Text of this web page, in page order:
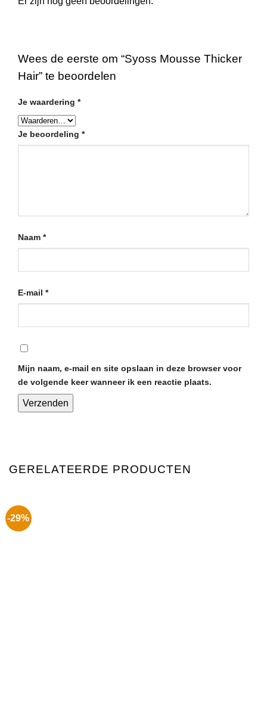
Wees de eerste om “Syoss Mousse Thicker
Hair” te beoordelen
Je waardering *
Je beoordeling *
Naam *
E-mail *
Mijn naam, e-mail en site opslaan in deze browser voor
de volgende keer wanneer ik een reactie plaats.
GERELATEERDE PRODUCTEN
-29%